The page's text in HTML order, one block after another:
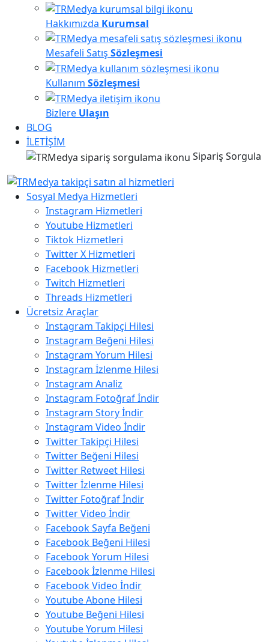
Hakkımızda Kurumsal
Mesafeli Satış Sözleşmesi
Kullanım Sözleşmesi
Bizlere Ulaşın
BLOG
İLETİŞİM
Sipariş Sorgula
Sosyal Medya Hizmetleri
Instagram Hizmetleri
Youtube Hizmetleri
Tiktok Hizmetleri
Twitter X Hizmetleri
Facebook Hizmetleri
Twitch Hizmetleri
Threads Hizmetleri
Ücretsiz Araçlar
Instagram Takipçi Hilesi
Instagram Beğeni Hilesi
Instagram Yorum Hilesi
Instagram İzlenme Hilesi
Instagram Analiz
Instagram Fotoğraf İndir
Instagram Story İndir
Instagram Video İndir
Twitter Takipçi Hilesi
Twitter Beğeni Hilesi
Twitter Retweet Hilesi
Twitter İzlenme Hilesi
Twitter Fotoğraf İndir
Twitter Video İndir
Facebook Sayfa Beğeni
Facebook Beğeni Hilesi
Facebook Yorum Hilesi
Facebook İzlenme Hilesi
Facebook Video İndir
Youtube Abone Hilesi
Youtube Beğeni Hilesi
Youtube Yorum Hilesi